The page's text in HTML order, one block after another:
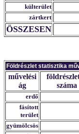
külterület
zártkert
ÖSSZESEN
Földrészlet statisztika
művelési
ág
száma
erdő
fásított
terület
gyümölcsös